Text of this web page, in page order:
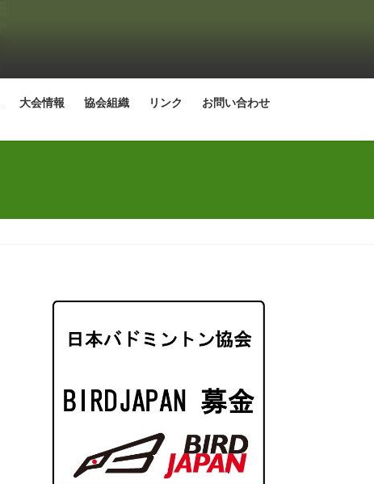
大会情報 協会組織 リンク お問い合わせ